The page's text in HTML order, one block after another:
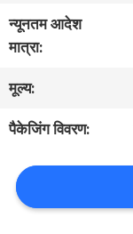
कारखाना
भ्रमण
नियंत्रण
न्यूनतम आदेश
मात्रा:
मूल्य:
पैकेजिंग विवरण: